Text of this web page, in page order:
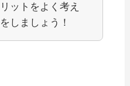
ットをよく考え
しましょう！